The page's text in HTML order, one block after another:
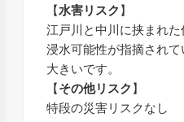
【水害リスク 】
江戸川と中川に挟まれ
浸水可能性が指摘され
大きいです。
【その他リスク 】
特段の災害リスクなし